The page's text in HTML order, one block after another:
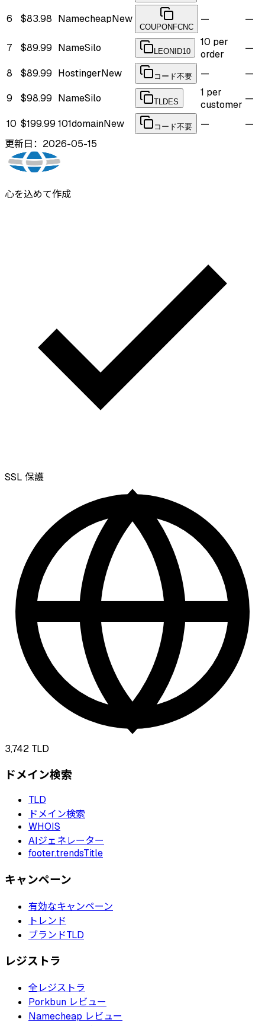
6 $83.98 NamecheapNew
COUPONFCNC
— —
7 $89.99 NameSilo LEONID10
10 per
order
—
8 $89.99 HostingerNew コード不要 —
—
9
$98.99 NameSilo TLDES
1 per
customer
—
10 $199.99 101domainNew コード不要 —
—
更新日：2026-05-15
心を込めて作成
SSL 保護
3,742 TLD
ドメイン検索
TLD
ドメイン検索
WHOIS
AIジェネレーター
footer.trendsTitle
キャンペーン
有効なキャンペーン
トレンド
ブランドTLD
レジストラ
全レジストラ
Porkbun レビュー
Namecheap レビュー